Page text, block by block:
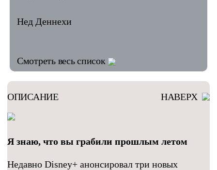
Нед Деннехи
Смотреть весь список
ОПИСАНИЕ НАВЕРХ
Я знаю, что вы грабили прошлым летом
Недавно Disney+ анонсировал три новых